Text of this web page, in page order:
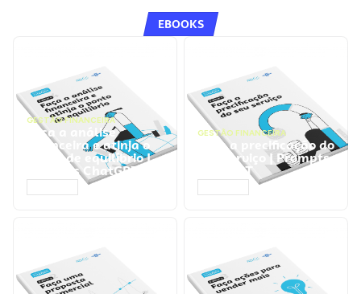
EBOOKS
GESTÃO FINANCEIRA
Faça a análise
financeira e atinja o
ponto de equilíbrio |
Prompts ChatGPT
GESTÃO FINANCEIRA
Faça a precificação do
seu serviço | Prompts
ChatGPT